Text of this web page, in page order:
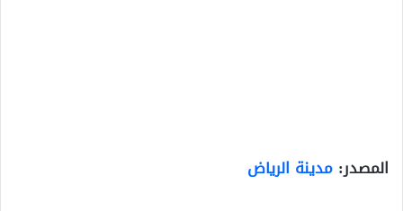
المصدر: مدينة الرياض